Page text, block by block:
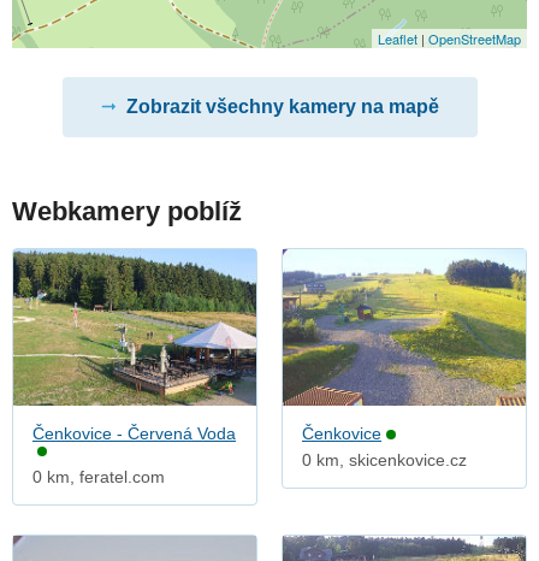
Leaflet | OpenStreetMap
Zobrazit všechny kamery na mapě
Webkamery poblíž
Čenkovice - Červená Voda
0 km, feratel.com
Čenkovice
0 km, skicenkovice.cz